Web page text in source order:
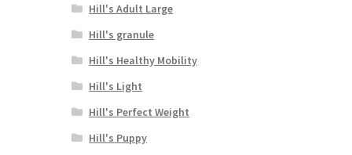
Hill's Adult Large
Hill's granule
Hill's Healthy Mobility
Hill's Light
Hill's Perfect Weight
Hill's Puppy